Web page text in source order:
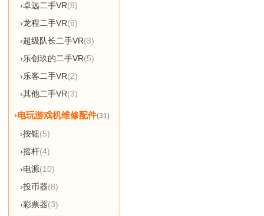
›卓远二手VR(8)
›龙程二手VR(6)
›超级队长二手VR(3)
›乐创玖的二手VR(5)
›乐客二手VR(2)
›其他二手VR(3)
›电玩游戏机维修配件(31)
›按钮(5)
›摇杆(4)
›电源(10)
›投币器(8)
›彩票器(3)